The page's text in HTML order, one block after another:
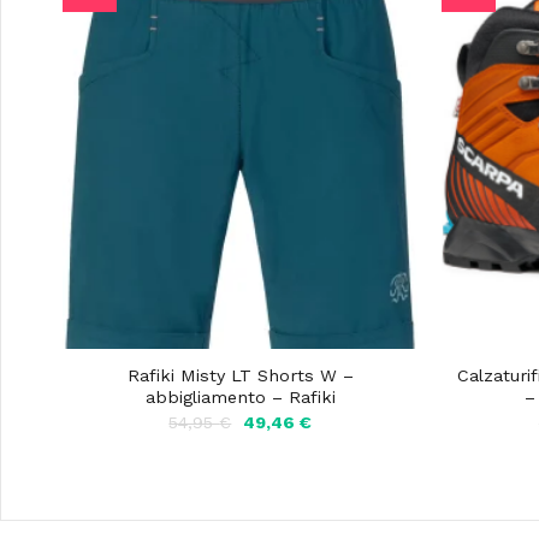
Rafiki Misty LT Shorts W –
abbigliamento – Rafiki
54,95€
Il
49,46 €Il